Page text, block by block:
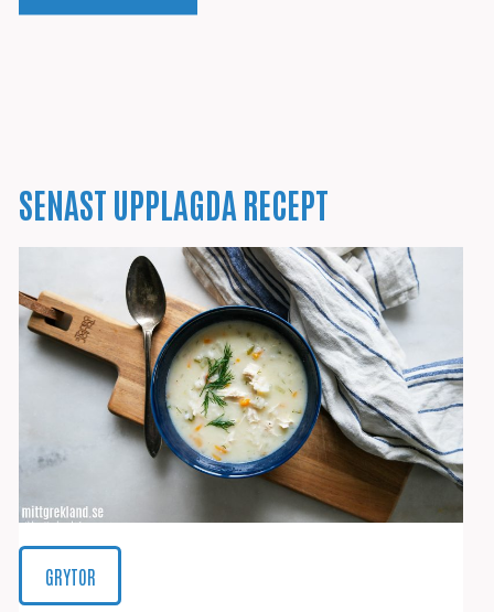
SENAST UPPLAGDA RECEPT
GRYTOR